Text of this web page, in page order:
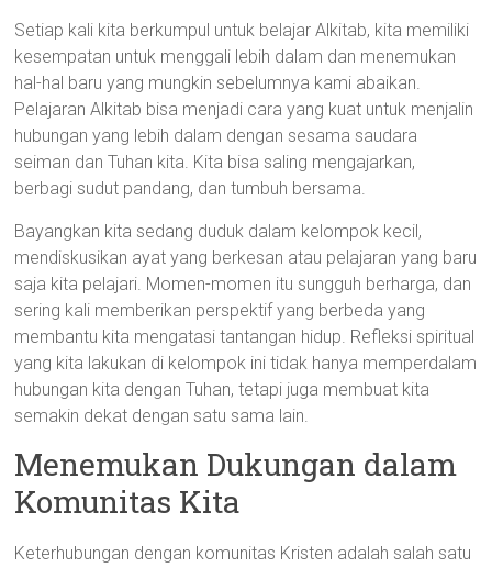
Setiap kali kita berkumpul untuk belajar Alkitab, kita memiliki
kesempatan untuk menggali lebih dalam dan menemukan
hal-hal baru yang mungkin sebelumnya kami abaikan.
Pelajaran Alkitab bisa menjadi cara yang kuat untuk menjalin
hubungan yang lebih dalam dengan sesama saudara
seiman dan Tuhan kita. Kita bisa saling mengajarkan,
berbagi sudut pandang, dan tumbuh bersama.
Bayangkan kita sedang duduk dalam kelompok kecil,
mendiskusikan ayat yang berkesan atau pelajaran yang baru
saja kita pelajari. Momen-momen itu sungguh berharga, dan
sering kali memberikan perspektif yang berbeda yang
membantu kita mengatasi tantangan hidup. Refleksi spiritual
yang kita lakukan di kelompok ini tidak hanya memperdalam
hubungan kita dengan Tuhan, tetapi juga membuat kita
semakin dekat dengan satu sama lain.
Menemukan Dukungan dalam
Komunitas Kita
Keterhubungan dengan komunitas Kristen adalah salah satu